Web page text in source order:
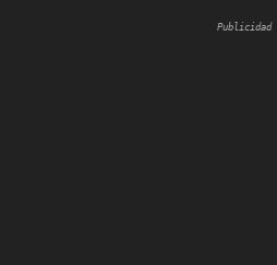
Publicidad